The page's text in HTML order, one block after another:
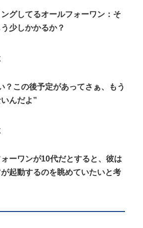
グしてるオールフォーワン：そ
少しかかるか？
？この後予定があってさぁ、もう
んだよ”
ーワンが10代だとすると、彼は
起動するのを眺めていたいと考